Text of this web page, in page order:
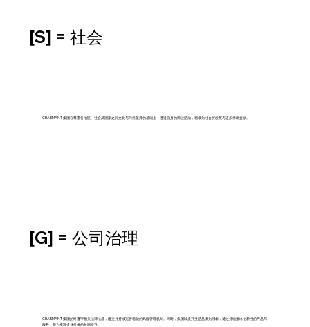
[S] = 社会
CHARMANT 集团在尊重各地区、社会及国家之间文化与习俗差异的基础上，通过自身的商业活动，积极为社会的发展与进步作出贡献。
[G] = 公司治理
CHARMANT 集团始终遵守相关法律法规，建立并持续完善稳健的风险管理机制。同时，集团以提升生活品质为目标，通过持续推出创新性的产品与
服务，努力实现企业价值的长期提升。